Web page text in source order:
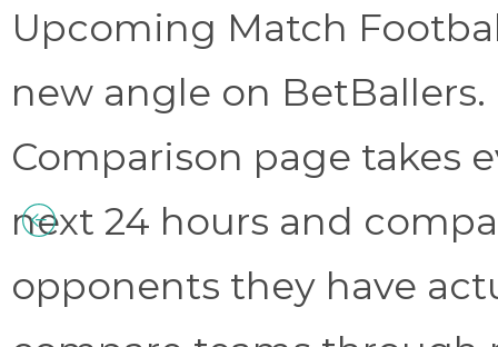
Upcoming Match
new angle on
Comparison page takes
next 24 hours and
opponents they have